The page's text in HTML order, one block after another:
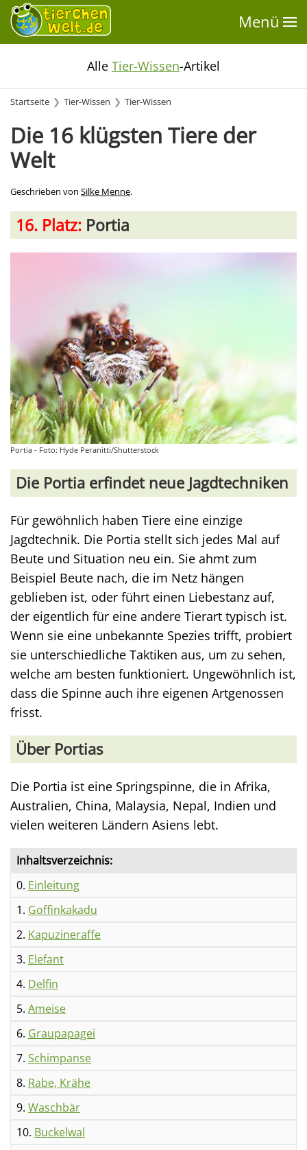
Menü
Alle Tier-Wissen-Artikel
Startseite Tier-Wissen Tier-Wissen
Die 16 klügsten Tiere der
Welt
Geschrieben von Silke Menne.
16. Platz: Portia
Portia - Foto: Hyde Peranitti/Shutterstock
Die Portia erfindet neue Jagdtechniken
Für gewöhnlich haben Tiere eine einzige
Jagdtechnik. Die Portia stellt sich jedes Mal auf
Beute und Situation neu ein. Sie ahmt zum
Beispiel Beute nach, die im Netz hängen
geblieben ist, oder führt einen Liebestanz auf,
der eigentlich für eine andere Tierart typisch ist.
Wenn sie eine unbekannte Spezies trifft, probiert
sie unterschiedliche Taktiken aus, um zu sehen,
welche am besten funktioniert. Ungewöhnlich ist,
dass die Spinne auch ihre eigenen Artgenossen
frisst.
Über Portias
Die Portia ist eine Springspinne, die in Afrika,
Australien, China, Malaysia, Nepal, Indien und
vielen weiteren Ländern Asiens lebt.
Inhaltsverzeichnis:
0. Einleitung
1. Goffinkakadu
2. Kapuzineraffe
3. Elefant
4. Delfin
5. Ameise
6. Graupapagei
7. Schimpanse
8. Rabe, Krähe
9. Waschbär
10. Buckelwal